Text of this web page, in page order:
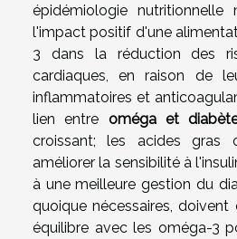
épidémiologie
l'impact positif d'une
3 dans la réduction des
cardiaques, en raison de
inflammatoires et
lien entre oméga et
croissant; les acides gras
améliorer la sensibilité à
à une meilleure gestion du
quoique nécessaires,
équilibre avec les oméga-3